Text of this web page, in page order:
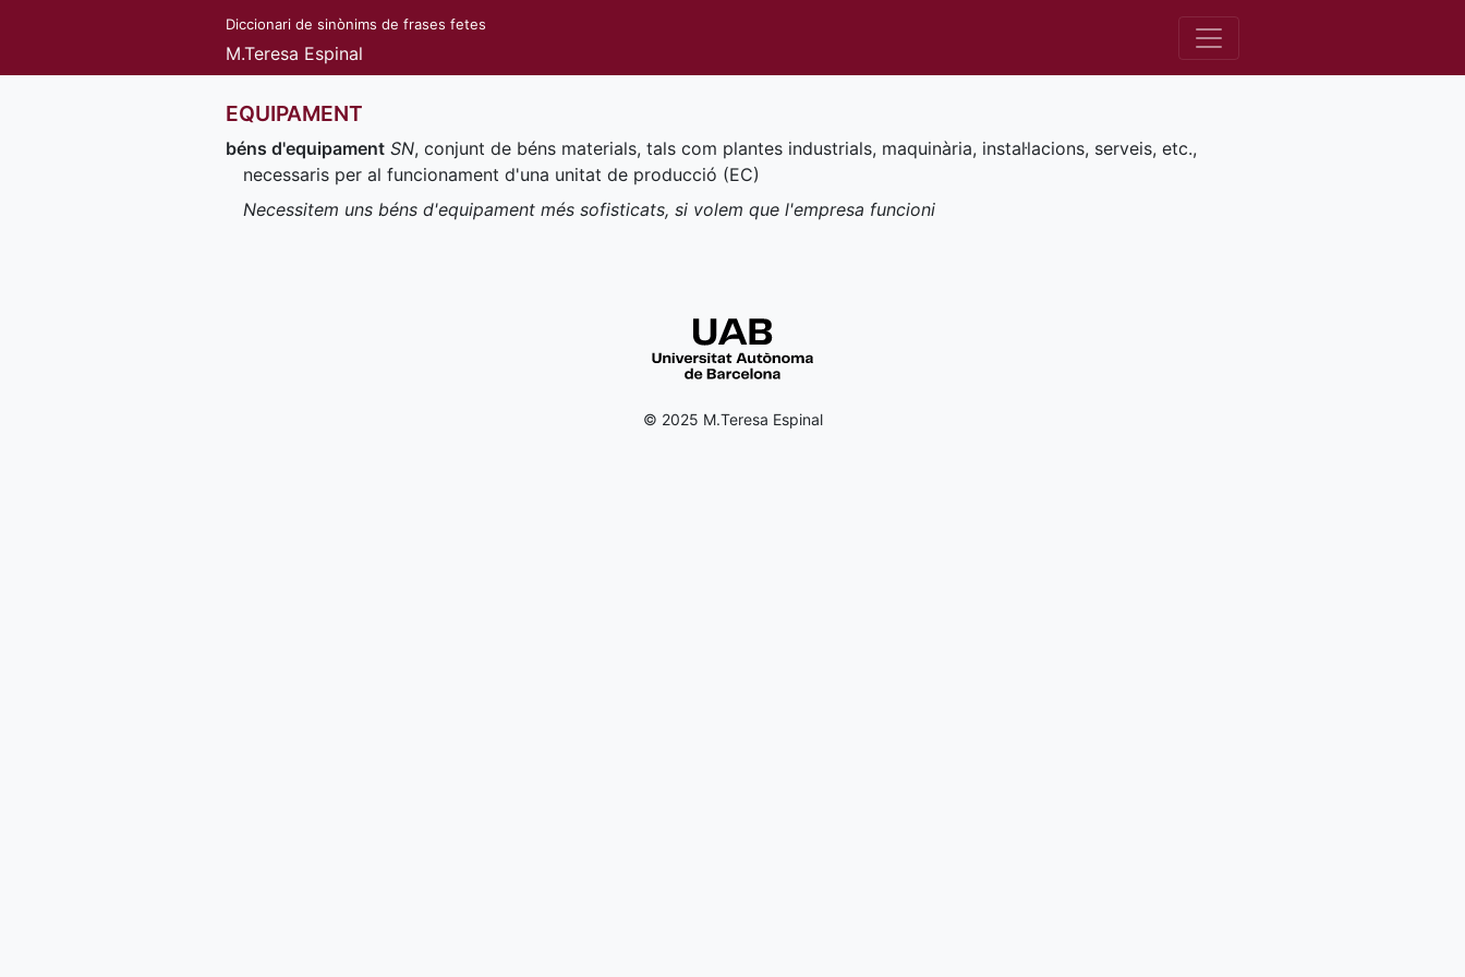
Diccionari de sinònims de frases fetes
M.Teresa Espinal
EQUIPAMENT
béns d'equipament SN, conjunt de béns materials, tals com plantes industrials, maquinària, instal·lacions, serveis, etc.,
necessaris per al funcionament d'una unitat de producció (EC)
Necessitem uns béns d'equipament més sofisticats, si volem que l'empresa funcioni
© 2025 M.Teresa Espinal